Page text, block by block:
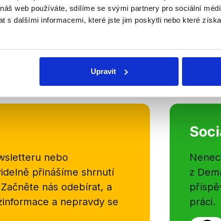
web používáte, sdílíme se svými partnery pro sociální
s dalšími informacemi, které jste jim poskytli nebo které
Upravit
V prvním ponovoročním Hyde
prozatím stále úřadující předseda
Číst dál
nebo
přinášíme shrnutí
nás odebírat, a
a nepravdy se
z
práci.